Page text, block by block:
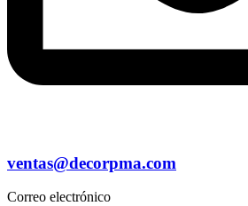
ventas@decorpma.com
Correo electrónico